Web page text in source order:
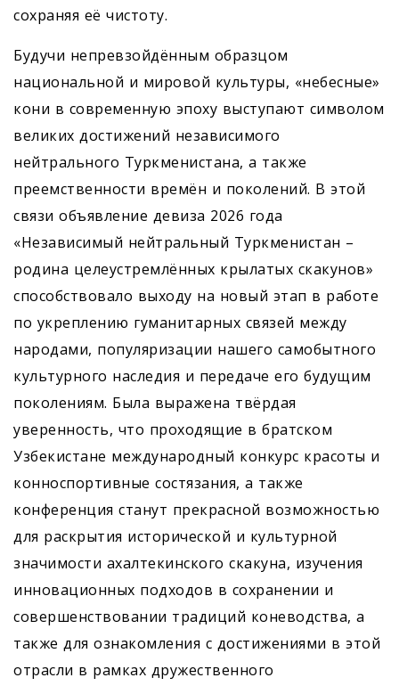
сохраняя её чистоту.
Будучи непревзойдённым образцом
национальной и мировой культуры, «небесные»
кони в современную эпоху выступают символом
великих достижений независимого
нейтрального Туркменистана, а также
преемственности времён и поколений. В этой
связи объявление девиза 2026 года
«Независимый нейтральный Туркменистан –
родина целеустремлённых крылатых скакунов»
способствовало выходу на новый этап в работе
по укреплению гуманитарных связей между
народами, популяризации нашего самобытного
культурного наследия и передаче его будущим
поколениям. Была выражена твёрдая
уверенность, что проходящие в братском
Узбекистане международный конкурс красоты и
конноспортивные состязания, а также
конференция станут прекрасной возможностью
для раскрытия исторической и культурной
значимости ахалтекинского скакуна, изучения
инновационных подходов в сохранении и
совершенствовании традиций коневодства, а
также для ознакомления с достижениями в этой
отрасли в рамках дружественного